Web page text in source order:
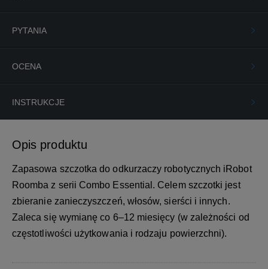
PYTANIA
OCENA
INSTRUKCJE
Opis produktu
Zapasowa szczotka do odkurzaczy robotycznych iRobot
Roomba z serii Combo Essential. Celem szczotki jest
zbieranie zanieczyszczeń, włosów, sierści i innych.
Zaleca się wymianę co 6–12 miesięcy (w zależności od
częstotliwości użytkowania i rodzaju powierzchni).